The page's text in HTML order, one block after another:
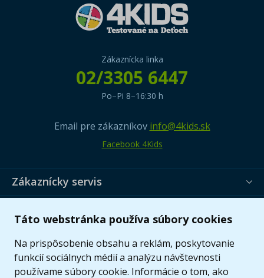
Táto webstránka používa súbory cookies
Na prispôsobenie obsahu a reklám, poskytovanie
funkcií sociálnych médií a analýzu návštevnosti
používame súbory cookie. Informácie o tom, ako
Zákaznícka linka
02/3305 6447
Po–Pi 8–16:30 h
Email pre zákazníkov info@4kids.sk
Facebook 4Kids
Zákaznícky servis